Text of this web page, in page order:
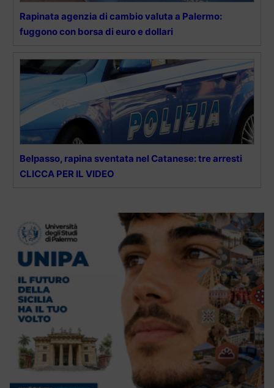
Rapinata agenzia di cambio valuta a Palermo:
fuggono con borsa di euro e dollari
Belpasso, rapina sventata nel Catanese: tre arresti
CLICCA PER IL VIDEO